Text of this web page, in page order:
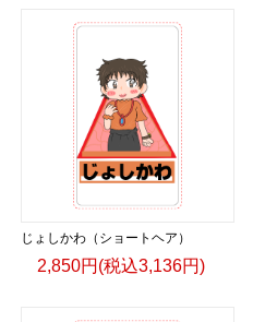
じょしかわ（ショートヘア）
2,850円(税込3,136円)